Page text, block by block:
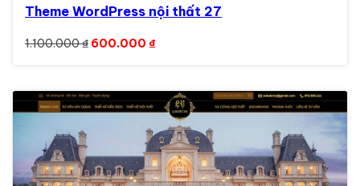
Theme WordPress nội thất 27
1.100.000₫ Giá gốc là: 1.100.000 ₫.
600.000 ₫Giá hiện tại là: 600.000 ₫.